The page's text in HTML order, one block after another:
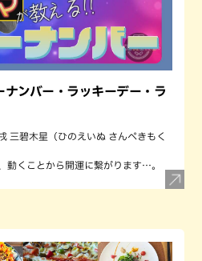
ンバー・ラッキーデー・ラ
三碧木星（ひのえいぬ さんぺきもく
動くことから開運に繋がります…。